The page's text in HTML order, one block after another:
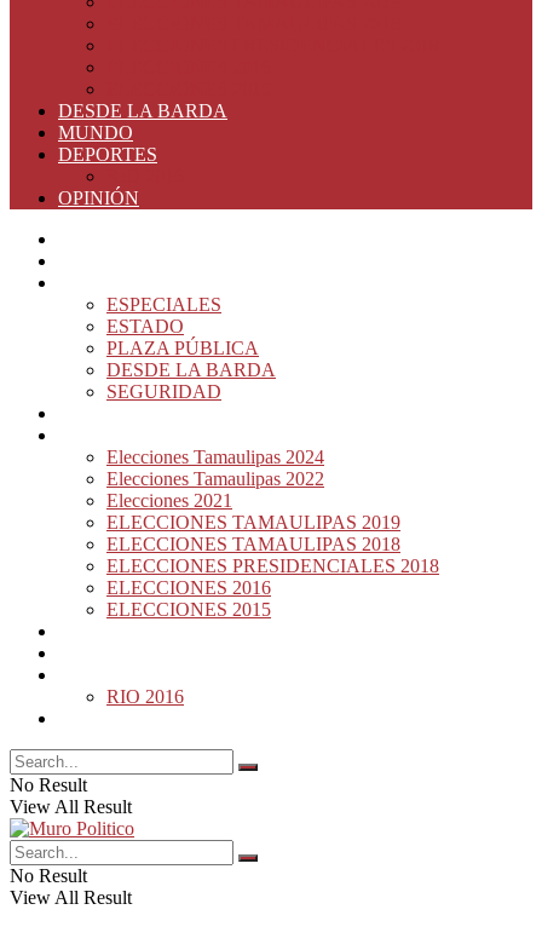
DESDE LA BARDA
MUNDO
DEPORTES
OPINIÓN
ESPECIALES
ESTADO
PLAZA PÚBLICA
DESDE LA BARDA
SEGURIDAD
Elecciones Tamaulipas 2024
Elecciones Tamaulipas 2022
Elecciones 2021
ELECCIONES TAMAULIPAS 2019
ELECCIONES TAMAULIPAS 2018
ELECCIONES PRESIDENCIALES 2018
ELECCIONES 2016
ELECCIONES 2015
RIO 2016
No Result
View All Result
No Result
View All Result